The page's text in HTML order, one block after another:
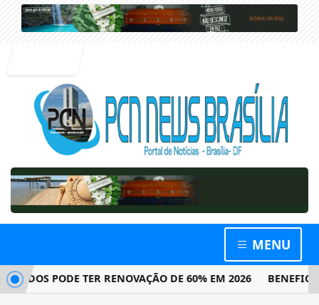
MENU
PODE TER RENOVAÇÃO DE 60% EM 2026